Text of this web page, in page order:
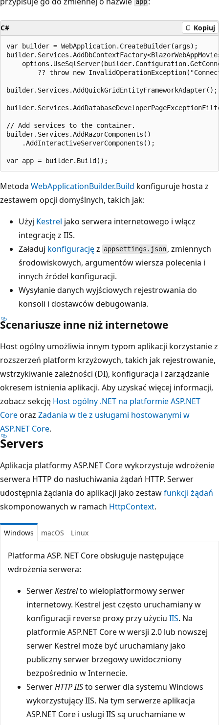
app
C# Kopiuj
var builder = WebApplication.CreateBuilder(args);
?? throw new
builder.Services.AddQuickGridEntityFrameworkAdapter();
// Add services to the container.
builder.Services.AddRazorComponents()
    .AddInteractiveServerComponents();
Metoda WebApplicationBuilder.Build konfiguruje hosta z
zestawem opcji domyślnych, takich jak:
Użyj Kestrel jako serwera internetowego i włącz
integrację z IIS.
Załaduj konfiguracjęz appsettings.json , zmiennych
środowiskowych, argumentów wiersza polecenia i
innych źródeł konfiguracji.
Wysyłanie danych wyjściowych rejestrowania do
konsoli i dostawców debugowania.
Scenariusze inne niż internetowe
Host ogólny umożliwia innym typom aplikacji korzystanie z
rozszerzeń platform krzyżowych, takich jak rejestrowanie,
wstrzykiwanie zależności (DI), konfiguracja i zarządzanie
okresem istnienia aplikacji. Aby uzyskać więcej informacji,
zobacz sekcję Host ogólny .NET na platformie ASP.NET
Coreoraz Zadania w tle z usługami hostowanymi w
ASP.NET Core.
Servers
Aplikacja platformy ASP.NET Core wykorzystuje wdrożenie
serwera HTTP do nasłuchiwania żądań HTTP. Serwer
udostępnia żądania do aplikacji jako zestawfunkcji żądań
skomponowanych w ramach HttpContext.
Windows macOS Linux
Platforma ASP. NET Core obsługuje następujące
wdrożenia serwera:
SerwerKestrelto wieloplatformowy serwer
internetowy. Kestrel jest często uruchamiany w
konfiguracji reverse proxy przy użyciu IIS. Na
platformie ASP.NET Core w wersji 2.0 lub nowszej
serwer Kestrel może być uruchamiany jako
publiczny serwer brzegowy uwidoczniony
bezpośrednio w Internecie.
SerwerHTTP IISto serwer dla systemu Windows
wykorzystujący IIS. Na tym serwerze aplikacja
ASP.NET Core i usługi IIS są uruchamiane w